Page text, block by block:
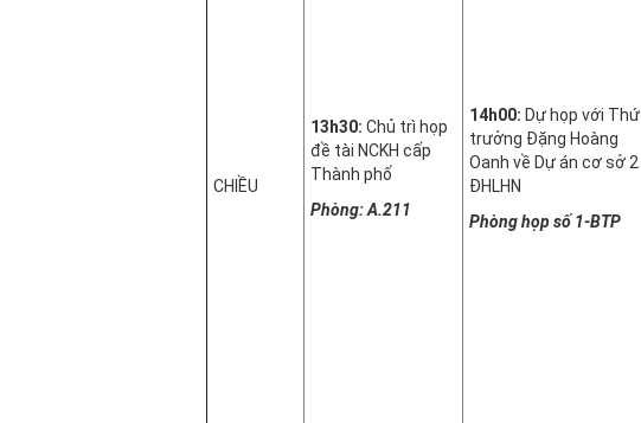
CHIỀU
13h30: Chủ trì họp
đề tài NCKH cấp
Thành phố
Phòng: A.211
14h00: Dự họp với Thứ
trưởng Đặng Hoàng
Oanh về Dự án cơ sở 2
ĐHLHN
Phòng họp số 1-BTP